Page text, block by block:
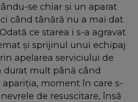
se chiar și un aparat
când tânără nu a mai dat
ce starea i s-a agravat
și sprijinul unui echipaj
apelarea serviciului de
durat mult până când
apariția, moment în care s-
de resuscitare, însă